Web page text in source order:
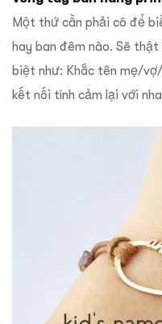
Một thứ cần phải có để
hay ban đêm nào. Sẽ
biệt như: Khắc tên mẹ/
kết nối tình cảm lại với